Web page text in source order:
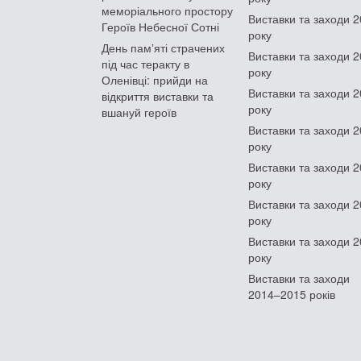
меморіального простору
Героїв Небесної Сотні
День памʼяті страчених
під час теракту в
Оленівці: прийди на
відкриття виставки та
вшануй героїв
Виставки та заходи
року
Виставки та заходи
року
Виставки та заходи
року
Виставки та заходи
року
Виставки та заходи
року
Виставки та заходи
року
Виставки та заходи
року
Виставки та заходи
2014–2015 років